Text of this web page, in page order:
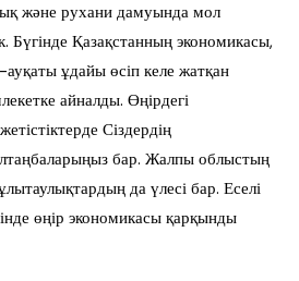
және рухани дамуында мол
Бүгінде Қазақстанның экономикасы,
ұдайы өсіп келе жатқан
айналды. Өңірдегі
Сіздердің
бар. Жалпы облыстың
да үлесі бар. Еселі
өңір экономикасы қарқынды